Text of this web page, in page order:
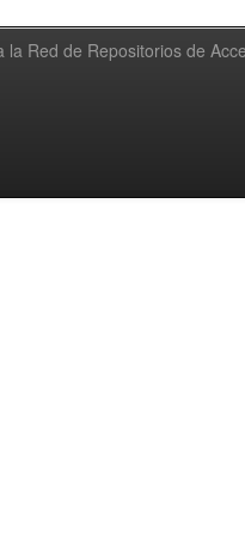
la Red de Repositorios de